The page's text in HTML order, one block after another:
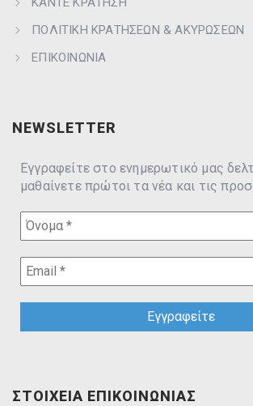
ΠΟΛΙΤΙΚΗ ΚΡΑΤΗΣΕΩΝ & ΑΚΥΡΩΣΕΩΝ
ΕΠΙΚΟΙΝΩΝΙΑ
NEWSLETTER
Εγγραφείτε στο ενημερωτικό μας
μαθαίνετε πρώτοι τα νέα και τις
ΣΤΟΙΧΕΙΑ ΕΠΙΚΟΙΝΩΝΙΑΣ